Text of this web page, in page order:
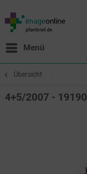
Menü
Übersicht
4+5/2007 - 19190